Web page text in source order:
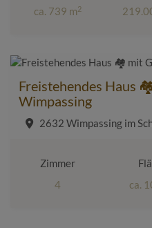
ca. 739 m2
Freistehendes Haus
Wimpassing
2632 Wimpassing im
Zimmer
4
ca.